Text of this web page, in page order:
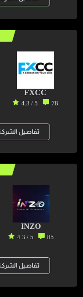
FXCC
78
5 / 4.3
تفاصيل
INZO
85
5 / 4.3
تفاصيل